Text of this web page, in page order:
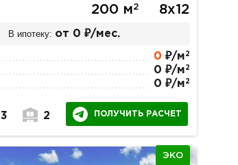
200 м2 8х12
В ипотеку: от 0 ₽/мес.
0 ₽/м 2
0 ₽/м 2
0 ₽/м 2
3 2 ПОЛУЧИТЬ РАСЧЕТ
ЭКО